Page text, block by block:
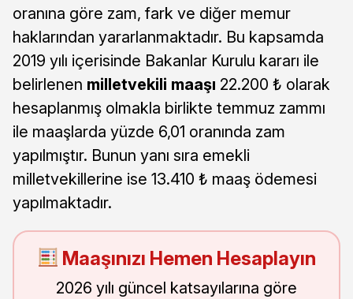
oranına göre zam, fark ve diğer memur
haklarından yararlanmaktadır. Bu kapsamda
2019 yılı içerisinde Bakanlar Kurulu kararı ile
belirlenen milletvekili maaşı 22.200 ₺ olarak
hesaplanmış olmakla birlikte temmuz zammı
ile maaşlarda yüzde 6,01 oranında zam
yapılmıştır. Bunun yanı sıra emekli
milletvekillerine ise 13.410 ₺ maaş ödemesi
yapılmaktadır.
Maaşınızı Hemen Hesaplayın
2026 yılı güncel katsayılarına göre